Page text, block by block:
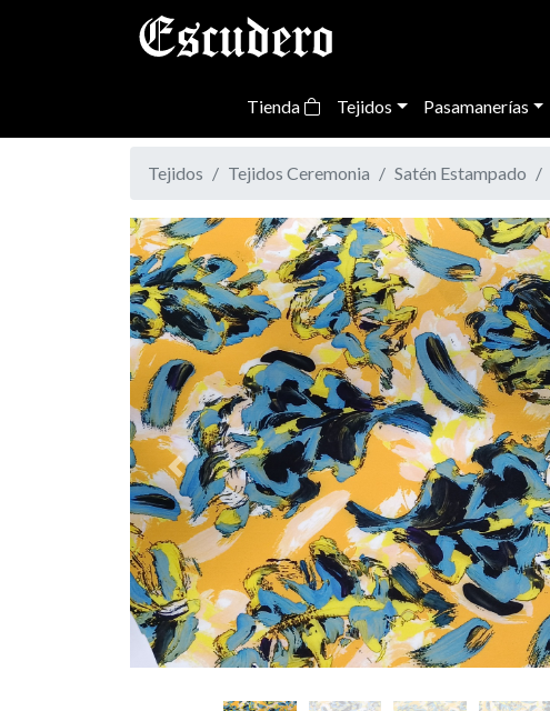
Tienda Tejidos Pasamanerías
Tejidos Tejidos Ceremonia Satén Estampado
Previous